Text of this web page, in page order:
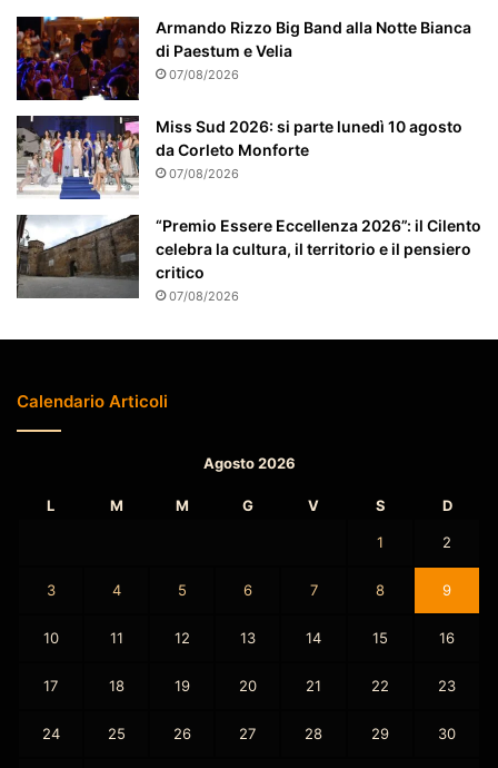
t
e
n
z
i
o
n
a
t
o
Armando Rizzo Big Band alla Notte Bianca
di Paestum e Velia
07/08/2026
Miss Sud 2026: si parte lunedì 10 agosto
da Corleto Monforte
07/08/2026
“Premio Essere Eccellenza 2026”: il Cilento
celebra la cultura, il territorio e il pensiero
critico
07/08/2026
Calendario Articoli
Agosto 2026
L M M G V S D
1 2
3 4 5 6 7 8 9
10 11 12 13 14 15 16
17 18 19 20 21 22 23
24 25 26 27 28 29 30